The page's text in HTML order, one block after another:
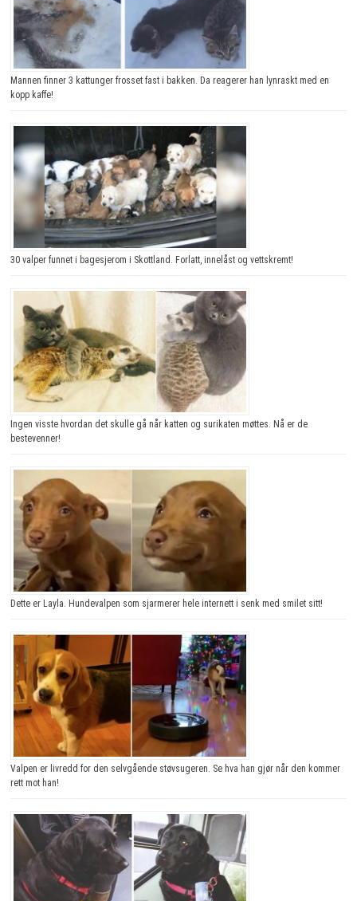
Mannen finner 3 kattunger frosset fast i bakken. Da reagerer han lynraskt med en
kopp kaffe!
30 valper funnet i bagesjerom i Skottland. Forlatt, innelåst og vettskremt!
Ingen visste hvordan det skulle gå når katten og surikaten møttes. Nå er de
bestevenner!
Dette er Layla. Hundevalpen som sjarmerer hele internett i senk med smilet sitt!
Valpen er livredd for den selvgående støvsugeren. Se hva han gjør når den kommer
rett mot han!